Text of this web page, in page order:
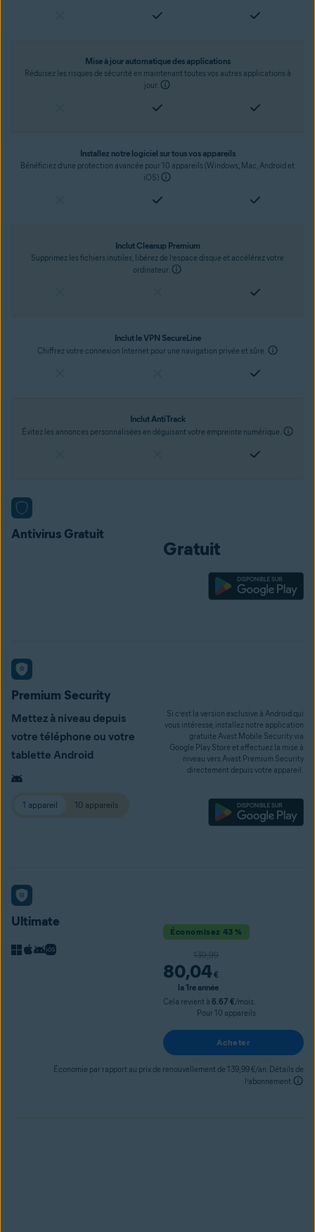
Mise à jour automatique des applications
Réduisez les risques de sécurité en maintenant toutes vos autres applications à
jour.
Installez notre logiciel sur tous vos appareils
Bénéficiez d’une protection avancée pour 10 appareils (Windows, Mac, Android et
iOS)
Inclut Cleanup Premium
Supprimez les fichiers inutiles, libérez de l’espace disque et accélérez votre
ordinateur.
Inclut le VPN SecureLine
Chiffrez votre connexion Internet pour une navigation privée et sûre.
Inclut AntiTrack
Évitez les annonces personnalisées en déguisant votre empreinte numérique.
1 appareil 10 appareils
Antivirus Gratuit
Gratuit
Premium Security
Mettez à niveau depuis
votre téléphone ou votre
tablette Android
Si c’est la version exclusive à Android qui
vous intéresse, installez notre application
gratuite Avast Mobile Security via
Google Play Store et effectuez la mise à
niveau vers Avast Premium Security
directement depuis votre appareil.
Ultimate
Économisez 43 %
80,04 €
prix d’origine
139,99
la 1re année
Cela revient à 6.67 €/mois.
Pour 10 appareils
Acheter
Économie par rapport au prix de renouvellement de 139,99 €/an. Détails de
l’abonnement